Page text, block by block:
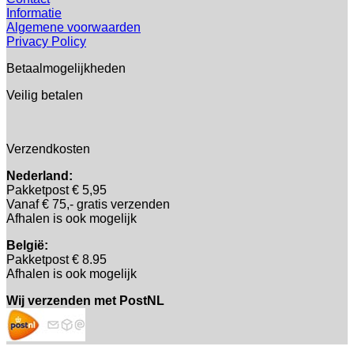
Informatie
Algemene voorwaarden
Privacy Policy
Betaalmogelijkheden
Veilig betalen
Verzendkosten
Nederland:
Pakketpost € 5,95
Vanaf € 75,- gratis verzenden
Afhalen is ook mogelijk
België:
Pakketpost € 8.95
Afhalen is ook mogelijk
Wij verzenden met PostNL